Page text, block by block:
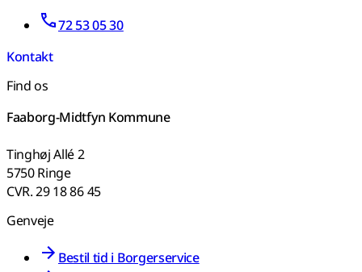
72 53 05 30
Kontakt
Find os
Faaborg-Midtfyn Kommune
Tinghøj Allé 2
5750 Ringe
CVR. 29 18 86 45
Genveje
Bestil tid i Borgerservice